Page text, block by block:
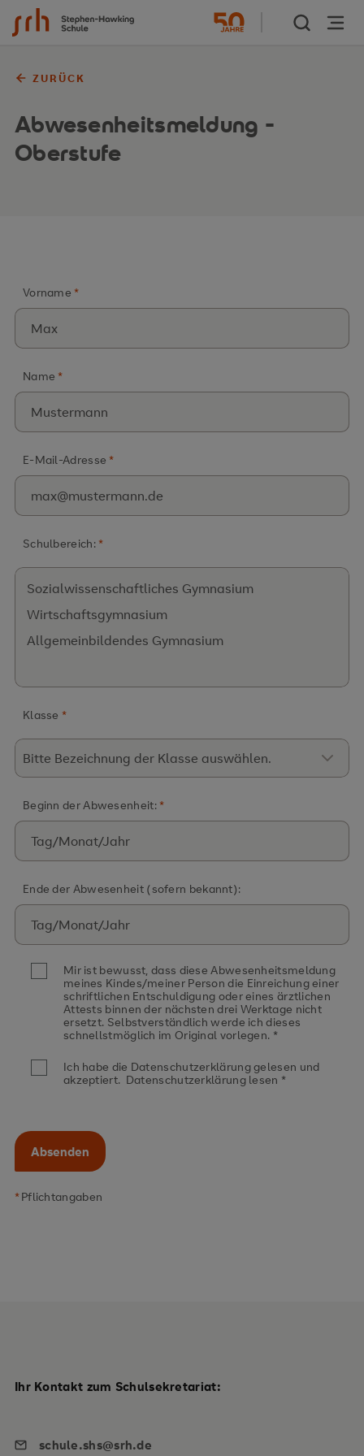
Zum Inhalt springen
ZURÜCK
Abwesenheitsmeldung -
Oberstufe
Vorname *
Name *
E-Mail-Adresse *
Schulbereich: *
Klasse *
Beginn der Abwesenheit: *
Ende der Abwesenheit (sofern bekannt):
Mir ist bewusst, dass diese Abwesenheitsmeldung
meines Kindes/meiner Person die Einreichung einer
schriftlichen Entschuldigung oder eines ärztlichen
Attests binnen der nächsten drei Werktage nicht
ersetzt. Selbstverständlich werde ich dieses
schnellstmöglich im Original vorlegen. *
Ich habe die Datenschutzerklärung gelesen und
akzeptiert. Datenschutzerklärung lesen *
Absenden
Ihr Kontakt zum Schulsekretariat:
schule.shs@srh.de